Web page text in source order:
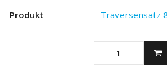
Traversensatz